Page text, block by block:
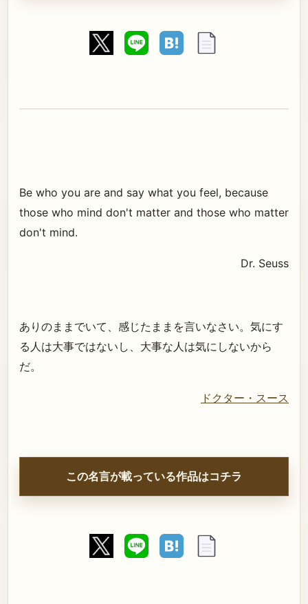
Be who you are and say what you feel, because
those who mind don't matter and those who matter
don't mind.
Dr. Seuss
ありのままでいて、感じたままを言いなさい。気にす
る人は大事ではないし、大事な人は気にしないから
だ。
ドクター・スース
この名言が載っている作品はコチラ